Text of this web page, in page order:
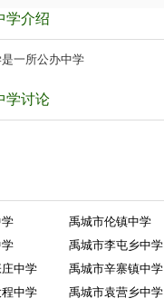
学介绍
一所公办中学
学讨论
禹城市伦镇中学
禹城市李屯乡中学
中学
禹城市辛寨镇中学
中学
禹城市袁营乡中学